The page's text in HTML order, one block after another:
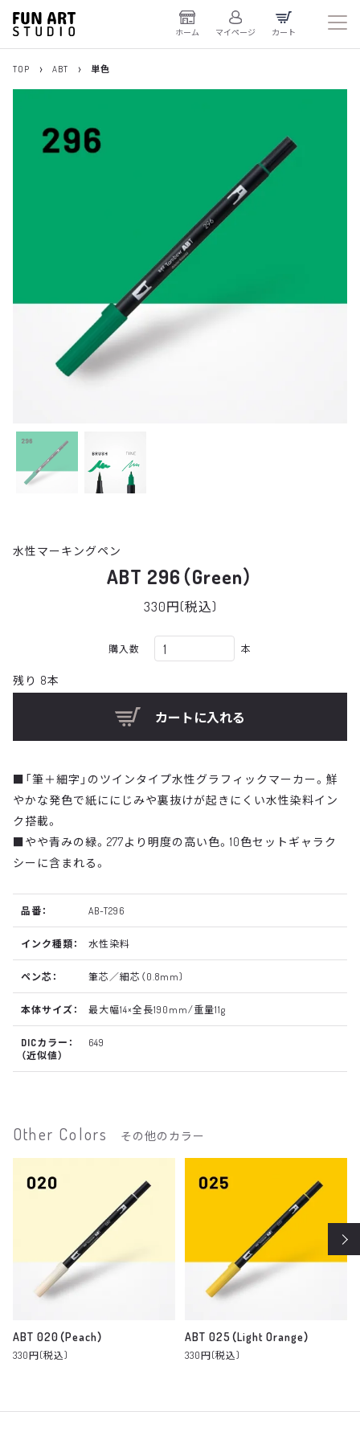
ホーム マイページ カート
TOP ABT 単色
水性マーキングペン
ABT 296（Green）
330円(税込)
購入数 本
残り 8本
カートに入れる
■「筆＋細字」のツインタイプ水性グラフィックマーカー。鮮
やかな発色で紙ににじみや裏抜けが起きにくい水性染料イン
ク搭載。
■やや青みの緑。277より明度の高い色。10色セットギャラク
シーに含まれる。
品番： AB-T296
インク種類： 水性染料
ペン芯： 筆芯／細芯（0.8mm)
本体サイズ： 最大幅14×全長190mm/重量11g
DICカラー：
（近似値）
649
Other Colors その他のカラー
ABT 020（Peach）
330円(税込)
ABT 025（Light Orange）
330円(税込)